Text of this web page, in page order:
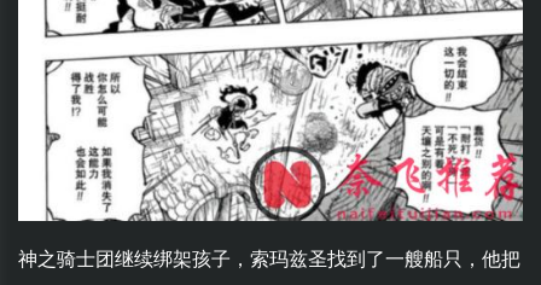
神之骑士团继续绑架孩子，索玛兹圣找到了一艘船只，他把